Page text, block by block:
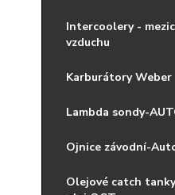
Intercoolery -
vzduchu
Karburátory Weber
Lambda sondy-
Ojnice závodní-
Olejové catch